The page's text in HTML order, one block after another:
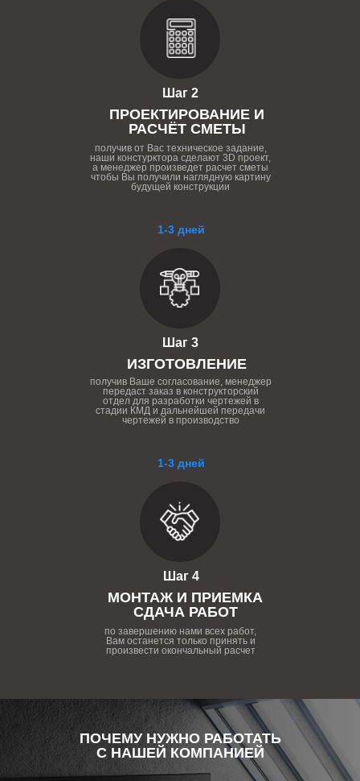
1-3 дней
Шаг 4
МОНТАЖ И ПРИЕМКА
СДАЧА РАБОТ
по завершению нами всех работ,
Вам останется только принять и
произвести окончальный расчет
1-3 дней
Шаг 3
ИЗГОТОВЛЕНИЕ
получив Ваше согласование, менеджер
передаст заказ в конструкторский
отдел для разработки чертежей в
стадии КМД и дальнейшей передачи
чертежей в производство
Шаг 2
ПРОЕКТИРОВАНИЕ И
РАСЧЁТ СМЕТЫ
получив от Вас техническое задание,
наши констурктора сделают 3D проект,
а менеджер произведет расчет сметы
чтобы Вы получили наглядную картину
будущей конструкции
ПОЧЕМУ НУЖНО РАБОТАТЬ
С НАШЕЙ КОМПАНИЕЙ